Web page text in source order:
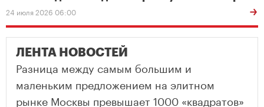
24 июля 2026 06:00
ЛЕНТА НОВОСТЕЙ
Разница между самым большим и
маленьким предложением на элитном
рынке Москвы превышает 1000 «квадратов»